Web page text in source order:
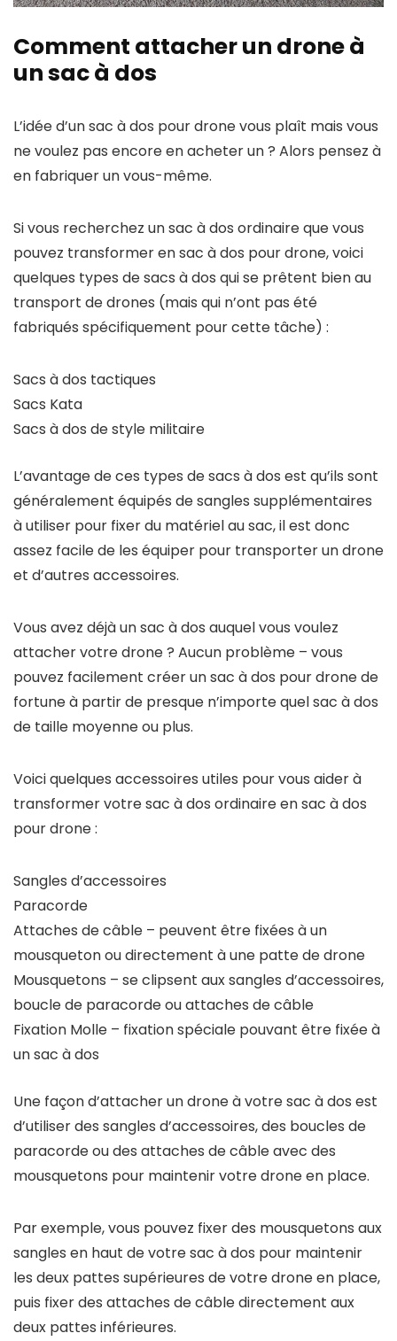
Comment attacher un drone à
un sac à dos
L’idée d’un sac à dos pour drone vous plaît mais vous
ne voulez pas encore en acheter un ? Alors pensez à
en fabriquer un vous-même.
Si vous recherchez un sac à dos ordinaire que vous
pouvez transformer en sac à dos pour drone, voici
quelques types de sacs à dos qui se prêtent bien au
transport de drones (mais qui n’ont pas été
fabriqués spécifiquement pour cette tâche) :
Sacs à dos tactiques
Sacs Kata
Sacs à dos de style militaire
L’avantage de ces types de sacs à dos est qu’ils sont
généralement équipés de sangles supplémentaires
à utiliser pour fixer du matériel au sac, il est donc
assez facile de les équiper pour transporter un drone
et d’autres accessoires.
Vous avez déjà un sac à dos auquel vous voulez
attacher votre drone ? Aucun problème – vous
pouvez facilement créer un sac à dos pour drone de
fortune à partir de presque n’importe quel sac à dos
de taille moyenne ou plus.
Voici quelques accessoires utiles pour vous aider à
transformer votre sac à dos ordinaire en sac à dos
pour drone :
Sangles d’accessoires
Paracorde
Attaches de câble – peuvent être fixées à un
mousqueton ou directement à une patte de drone
Mousquetons – se clipsent aux sangles d’accessoires,
boucle de paracorde ou attaches de câble
Fixation Molle – fixation spéciale pouvant être fixée à
un sac à dos
Une façon d’attacher un drone à votre sac à dos est
d’utiliser des sangles d’accessoires, des boucles de
paracorde ou des attaches de câble avec des
mousquetons pour maintenir votre drone en place.
Par exemple, vous pouvez fixer des mousquetons aux
sangles en haut de votre sac à dos pour maintenir
les deux pattes supérieures de votre drone en place,
puis fixer des attaches de câble directement aux
deux pattes inférieures.